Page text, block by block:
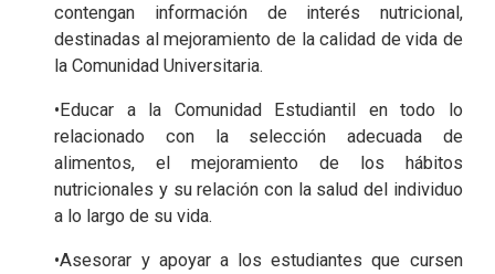
contengan información de interés nutricional,
destinadas al mejoramiento de la calidad de vida de
la Comunidad Universitaria.
•Educar a la Comunidad Estudiantil en todo lo
relacionado con la selección adecuada de
alimentos, el mejoramiento de los hábitos
nutricionales y su relación con la salud del individuo
a lo largo de su vida.
•Asesorar y apoyar a los estudiantes que cursen